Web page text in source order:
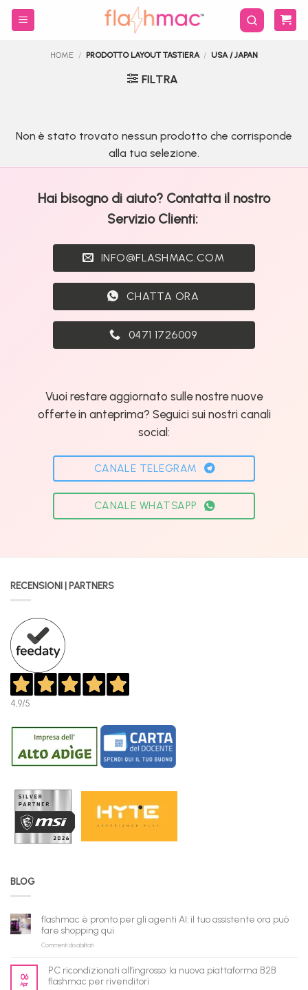
Salta
HOME / PRODOTTO LAYOUT TASTIERA / USA / JAPAN
FILTRA
Non è stato trovato nessun prodotto che corrisponde
alla tua selezione.
Hai bisogno di aiuto? Contatta il nostro
Servizio Clienti:
INFO@FLASHMAC.COM
CHATTA ORA
0471 1726009
Vuoi restare aggiornato sulle nostre nuove
offerte in anteprima? Seguici sui nostri canali
social:
CANALE TELEGRAM
CANALE WHATSAPP
RECENSIONI | PARTNERS
4,9/5
BLOG
flashmac è pronto per gli agenti AI: il tuo assistente ora può
fare shopping qui
Commenti disabilitatisu
pronto
per
06
Apr
PC ricondizionati all’ingrosso: la nuova piattaforma B2B
flashmac per rivenditori